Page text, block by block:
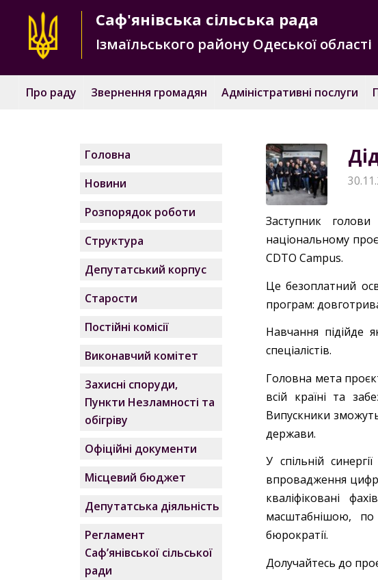
Саф'янівська сільська рада
Ізмаїльського району Одеської області
Про раду Звернення громадян Адміністративні послуги
Заступник
національному
CDTO Campus.
Це безоплатний
програм:
Навчання підійде
спеціалістів.
Головна мета
всій країні та
Випускники
держави.
У спільній
впровадження
кваліфіковані
масштабнішою, по
бюрократії.
Долучайтесь до
Головна
Новини
Розпорядок роботи
Структура
Депутатський корпус
Старости
Постійні комісії
Виконавчий комітет
Захисні споруди,
Пункти Незламності та
обігріву
Офіційні документи
Місцевий бюджет
Депутатська діяльність
Регламент
Саф’янівської сільської
ради